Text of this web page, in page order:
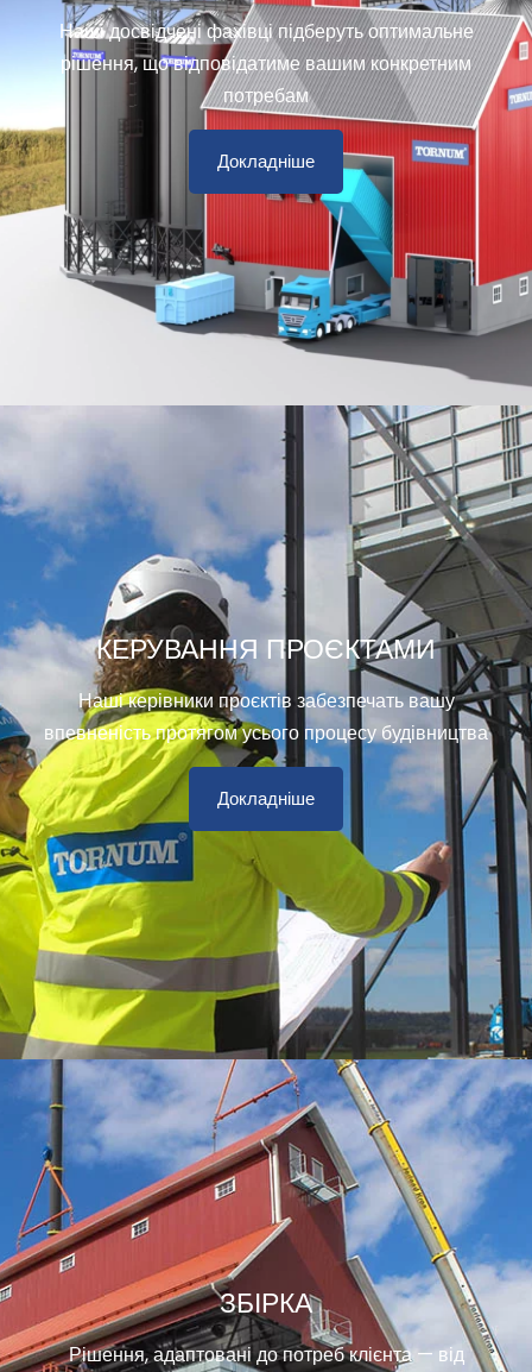
Наші досвідчені фахівці підберуть оптимальне
рішення, що відповідатиме вашим конкретним
потребам
Докладніше
КЕРУВАННЯ ПРОЄКТАМИ
Наші керівники проєктів забезпечать вашу
впевненість протягом усього процесу будівництва
Докладніше
ЗБІРКА
Рішення, адаптовані до потреб клієнта — від